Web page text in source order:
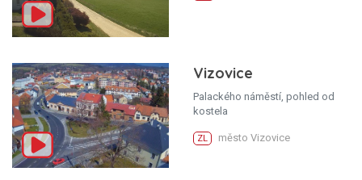
Vizovice
Palackého náměstí, pohled od
kostela
ZL město Vizovice